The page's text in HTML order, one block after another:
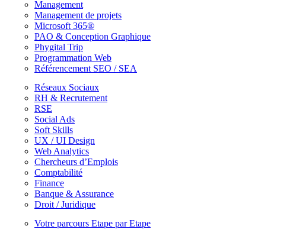
Management
Management de projets
Microsoft 365®
PAO & Conception Graphique
Phygital Trip
Programmation Web
Référencement SEO / SEA
Réseaux Sociaux
RH & Recrutement
RSE
Social Ads
Soft Skills
UX / UI Design
Web Analytics
Chercheurs d’Emplois
Comptabilité
Finance
Banque & Assurance
Droit / Juridique
Votre parcours Etape par Etape